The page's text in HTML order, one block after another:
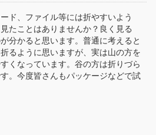
ド、ファイル等には折やすいよう
たことはありませんか？良く見る
分かると思います。普通に考えると
るように思いますが、実は山の方を
くなっています。谷の方は折りづら
。今度皆さんもパッケージなどで試